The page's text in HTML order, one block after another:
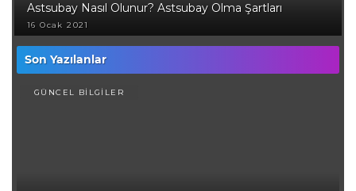
Astsubay Nasıl Olunur? Astsubay Olma Şartları
16 Ocak 2021
Son Yazılanlar
GÜNCEL BİLGİLER